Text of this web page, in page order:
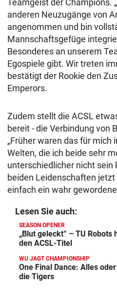
Teamgeist der Champions.
anderen Neuzugänge von
angenommen und bin
Mannschaftsgefüge
Besonderes an unserem
Egospiele gibt. Wir treten
bestätigt der Rookie den
Emperors.
Zudem stellt die ACSL
bereit - die Verbindung von
„Früher waren das für
Welten, die ich beide sehr
unterschiedlicher nicht sein
beiden Leidenschaften
einfach ein wahr
Lesen Sie auch:
SEASON OPENER
„Blut geleckt“ – TU Robots
den ACSL-Titel
WU JAGT CHAMPIONSHIP
One Final Dance: Alles
die Tigers